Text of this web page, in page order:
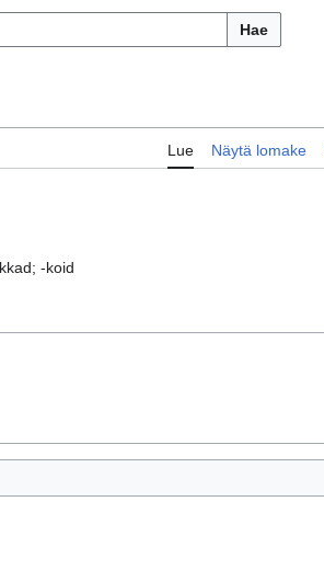
Hae
Lue Näytä lomake
-koid